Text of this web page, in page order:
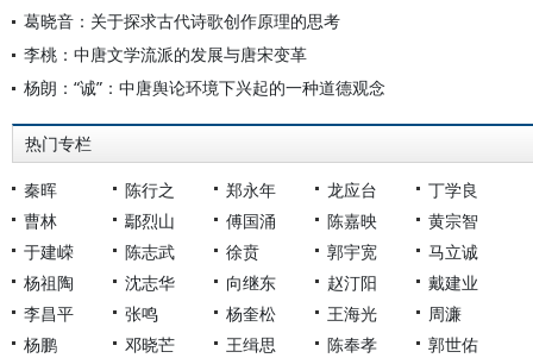
葛晓音：关于探求古代诗歌创作原理的思考
李桃：中唐文学流派的发展与唐宋变革
杨朗：“诚”：中唐舆论环境下兴起的一种道德观念
热门专栏
秦晖 陈行之 郑永年 龙应台
丁学良
曹林
鄢烈山 傅国涌 陈嘉映
黄宗智
于建嵘
陈志武 徐贲 郭宇宽
马立诚
杨祖陶
沈志华 向继东 赵汀阳
戴建业
李昌平
张鸣 杨奎松 王海光
周濂
杨鹏
邓晓芒 王缉思 陈奉孝 郭世佑